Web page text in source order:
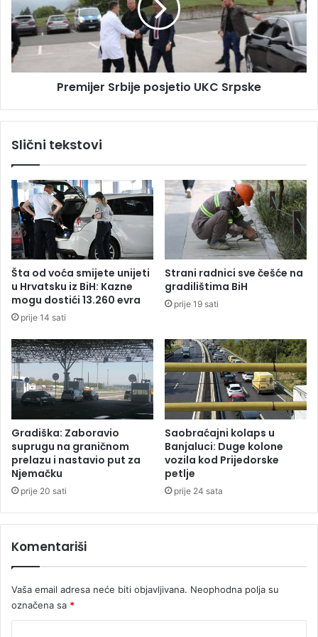
e
u
b
a
u
j
e
d
a
k
o
d
D
s
p
o
o
v
a
i
j
e
r
S
e
s
j
e
t
i
o
U
S
r
p
k
e
Premijer Srbije posjetio UKC Srpske
Slični tekstovi
Šta od voća smijete unijeti
u Hrvatsku iz BiH: Kazne
mogu dostići 13.260 evra
prije 14 sati
Strani radnici sve češće na
gradilištima BiH
prije 19 sati
Gradiška: Zaboravio
suprugu na graničnom
prelazu i nastavio put za
Njemačku
prije 20 sati
Saobraćajni kolaps u
Banjaluci: Duge kolone
vozila kod Prijedorske
petlje
prije 24 sata
Komentariši
Vaša email adresa neće biti objavljivana. Neophodna polja su
označena sa *